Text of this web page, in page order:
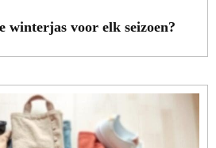
winterjas voor elk seizoen?